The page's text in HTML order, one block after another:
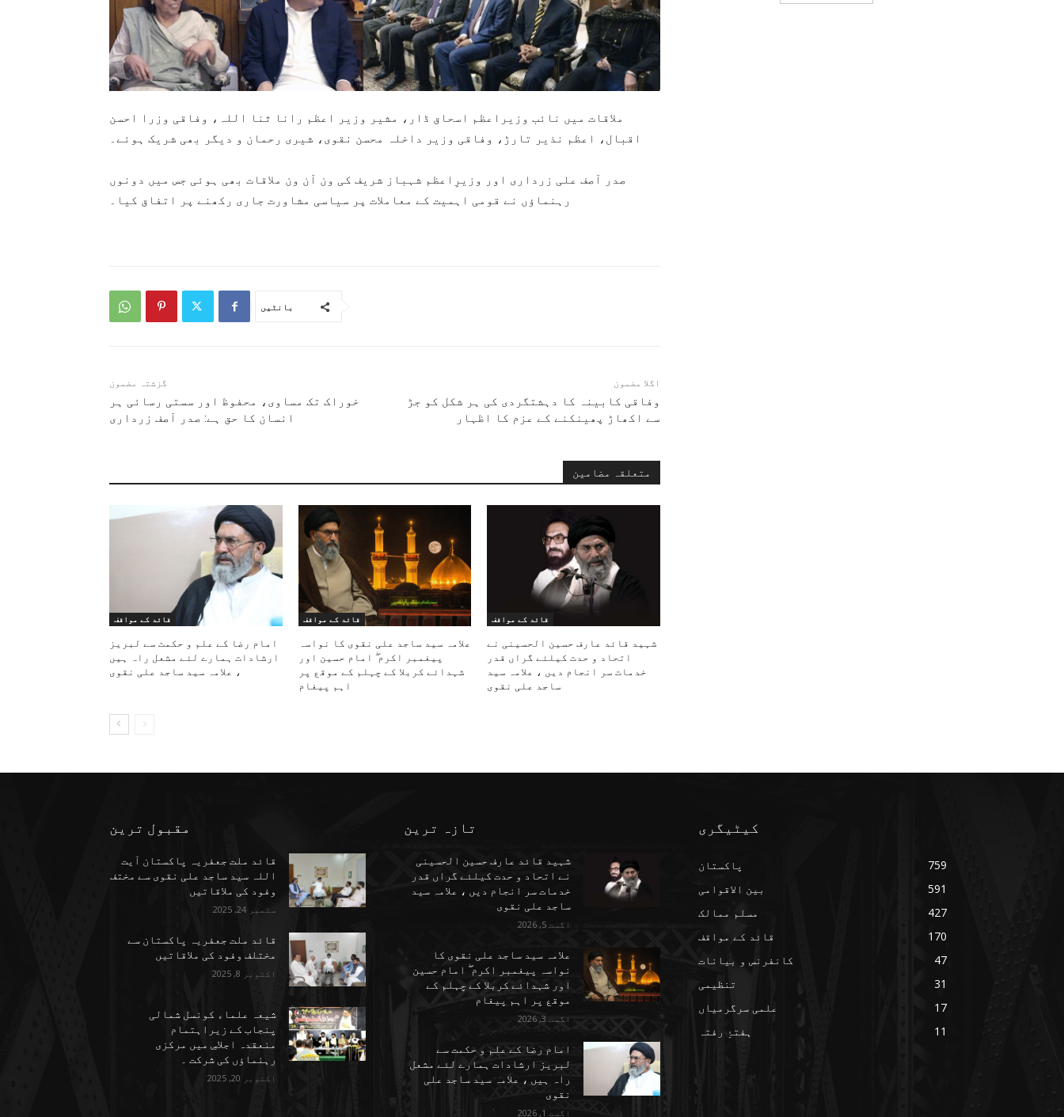
ملاقات میں نائب وزیراعظم اسحاق ڈار، مشیر وزیر اعظم رانا ثنا اللہ، وفاقی وزرا احسن
اقبال، اعظم نذیر تارڑ، وفاقی وزیر داخلہ محسن نقوی، شیری رحمان و دیگر بھی شریک ہوئے۔
صدر آصف علی زرداری اور وزیرِاعظم شہباز شریف کی ون آن ون ملاقات بھی ہوئی جس میں دونوں
رہنماؤں نے قومی اہمیت کے معاملات پر سیاسی مشاورت جاری رکھنے پر اتفاق کیا۔
بانٹیں
گزشتہ مضمون
خوراک تک مساوی، محفوظ اور سستی رسائی ہر
انسان کا حق ہے: صدر آصف زرداری
اگلا مضمون
وفاقی کابینہ کا دہشتگردی کی ہر شکل کو جڑ
سے اکھاڑ پھینکنے کے عزم کا اظہار
متعلقہ مضامین
قائد کے مواقف
شہید قائد عارف حسین الحسینی نے
اتحاد و حدت کیلئے گراں قدر
خدمات سر انجام دیں ، علامہ سید
ساجد علی نقوی
قائد کے مواقف
علامہ سید ساجد علی نقوی کا نواسہ
پیغمبر اکرم ۖ امام حسین اور
شہدائے کربلا کے چہلم کے موقع پر
اہم پیغام
قائد کے مواقف
امام رضا کے علم و حکمت سے لبریز
ارشادات ہمارے لئے مشعل راہ ہیں
، علامہ سید ساجد علی نقوی
مقبول ترین
قائد ملت جعفریہ پاکستان آیت
اللہ سید ساجد علی نقوی سے مختف
وفود کی ملاقاتیں
ستمبر 24, 2025
قائد ملت جعفریہ پاکستان سے
مختلف وفود کی ملاقاتیں
اکتوبر 8, 2025
شیعہ علماء کونسل شمالی
پنجاب کے زیراہتمام
منعقدہ اجلاسِ میں مرکزی
رہنماؤں کی شرکت ۔
اکتوبر 20, 2025
تازہ ترین
شہید قائد عارف حسین الحسینی
نے اتحاد و حدت کیلئے گراں قدر
خدمات سر انجام دیں ، علامہ سید
ساجد علی نقوی
اگست 5, 2026
علامہ سید ساجد علی نقوی کا
نواسہ پیغمبر اکرم ۖ امام حسین
اور شہدائے کربلا کے چہلم کے
موقع پر اہم پیغام
اگست 3, 2026
امام رضا کے علم و حکمت سے
لبریز ارشادات ہمارے لئے مشعل
راہ ہیں ، علامہ سید ساجد علی
نقوی
اگست 1, 2026
کیٹیگری
پاکستان
759
بین الاقوامی
591
مسلم ممالک
427
قائد کے مواقف
170
کانفرنس و بیانات
47
تنظیمی
31
علمی سرگرمیاں
17
ہفتۂِ رفتہ
11